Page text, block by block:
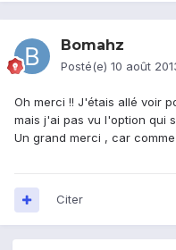
Bomahz
Posté(e) 10 août
Oh merci !! J'étais allé voir
mais j'ai pas vu l'option qui
Un grand merci , car
Citer